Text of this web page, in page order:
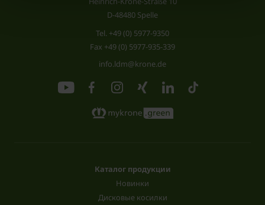
D-48480 Spelle
Tel. +49 (0) 5977-9350
Fax +49 (0) 5977-935-339
info.ldm@krone.de
Каталог продукции
Новинки
Дисковые косилки